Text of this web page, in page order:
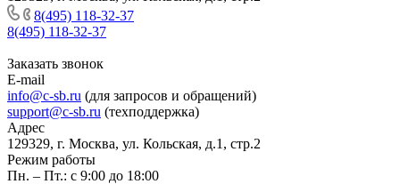
8(495) 118-32-37
8(495) 118-32-37
Заказать звонок
E-mail
info@c-sb.ru (для запросов и обращений)
support@c-sb.ru (техподдержка)
Адрес
129329, г. Москва, ул. Кольская, д.1, стр.2
Режим работы
Пн. – Пт.: с 9:00 до 18:00